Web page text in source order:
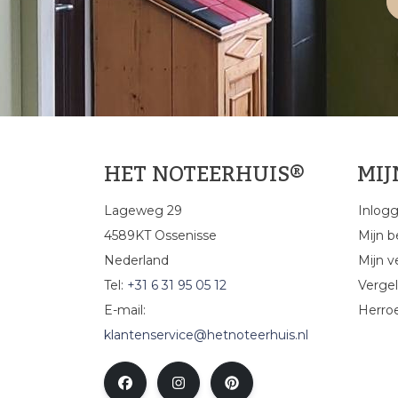
HET NOTEERHUIS®
Lageweg 29
4589KT Ossenisse
Nederland
Tel: +31 6 31 95 05 12
E-mail:
klantenservice@hetnoteerhuis.nl
Mijn
Mijn